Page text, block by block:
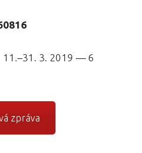
11.–31. 3. 2019 — 6
zpráva